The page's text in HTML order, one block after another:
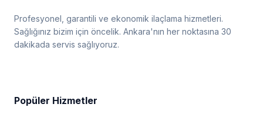
Profesyonel, garantili ve ekonomik ilaçlama hizmetleri.
Sağlığınız bizim için öncelik. Ankara'nın her noktasına 30
dakikada servis sağlıyoruz.
Popüler Hizmetler